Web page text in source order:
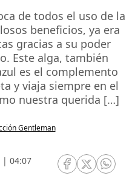
de todos el uso de la
beneficios, ya era
gracias a su poder
Este alga, también
es el complemento
y viaja siempre en el
nuestra querida […]
Gentleman
| 04:07
RRSS Facebook
RRSSRRSS